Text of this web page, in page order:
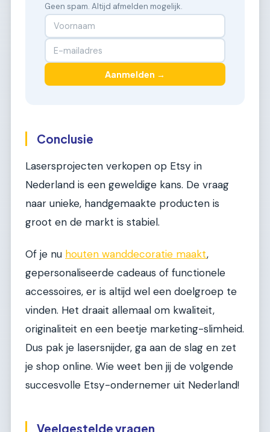
Geen spam. Altijd afmelden mogelijk.
Aanmelden →
Conclusie
Lasersprojecten verkopen op Etsy in
Nederland is een geweldige kans. De vraag
naar unieke, handgemaakte producten is
groot en de markt is stabiel.
Of je nu houten wanddecoratie maakt,
gepersonaliseerde cadeaus of functionele
accessoires, er is altijd wel een doelgroep te
vinden. Het draait allemaal om kwaliteit,
originaliteit en een beetje marketing-slimheid.
Dus pak je lasersnijder, ga aan de slag en zet
je shop online. Wie weet ben jij de volgende
succesvolle Etsy-ondernemer uit Nederland!
Veelgestelde vragen